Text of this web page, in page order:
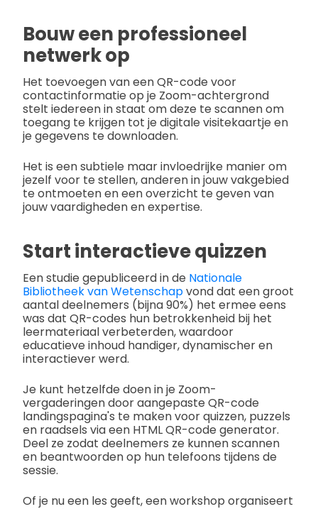
Bouw een professioneel
netwerk op
Het toevoegen van een QR-code voor
contactinformatie op je Zoom-achtergrond
stelt iedereen in staat om deze te scannen om
toegang te krijgen tot je digitale visitekaartje en
je gegevens te downloaden.
Het is een subtiele maar invloedrijke manier om
jezelf voor te stellen, anderen in jouw vakgebied
te ontmoeten en een overzicht te geven van
jouw vaardigheden en expertise.
Start interactieve quizzen
Een studie gepubliceerd in de Nationale
Bibliotheek van Wetenschapvond dat een groot
aantal deelnemers (bijna 90%) het ermee eens
was dat QR-codes hun betrokkenheid bij het
leermateriaal verbeterden, waardoor
educatieve inhoud handiger, dynamischer en
interactiever werd.
Je kunt hetzelfde doen in je Zoom-
vergaderingen door aangepaste QR-code
landingspagina's te maken voor quizzen, puzzels
en raadsels via een HTML QR-code generator.
Deel ze zodat deelnemers ze kunnen scannen
en beantwoorden op hun telefoons tijdens de
sessie.
Of je nu een les geeft, een workshop organiseert